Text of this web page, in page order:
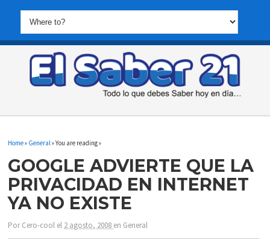
Home» General » You are reading »
GOOGLE ADVIERTE QUE LA
PRIVACIDAD EN INTERNET
YA NO EXISTE
PorCero-cool el 2 agosto, 2008 en General